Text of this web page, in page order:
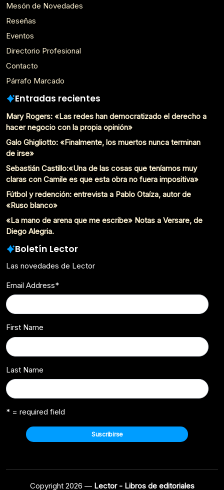
Mesón de Novedades
Reseñas
Eventos
Directorio Profesional
Contacto
Párrafo Marcado
Entradas recientes
Mary Rogers: «Las redes han democratizado el derecho a
hacer negocio con la propia opinión»
Galo Ghigliotto: «Finalmente, los muertos nunca terminan
de irse»
Sebastián Castillo:«Una de las cosas que teníamos muy
claras con Camile es que esta obra no fuera impositiva»
Fútbol y redención: entrevista a Pablo Otaíza, autor de
«Ruso blanco»
«La mano de arena que me escribe» Notas a Versare, de
Diego Alegria.
Boletín Lector
Las novedades de Lector
Email Address*
First Name
Last Name
* = required field
Copyright 2026 — Lector - Libros de editoriales